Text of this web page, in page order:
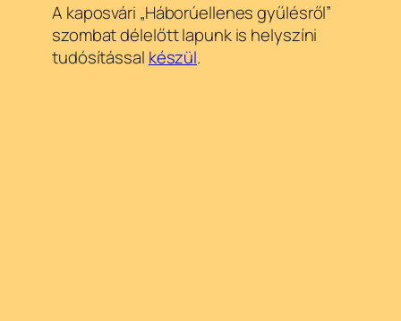
A kaposvári „Háborúellenes gyűlésről”
szombat délelőtt lapunk is helyszíni
tudósítással készül.